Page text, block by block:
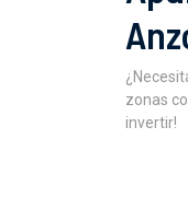
zonas
invertir!